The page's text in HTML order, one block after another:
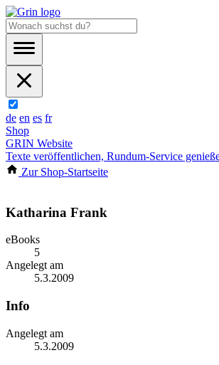
de en es fr
Shop
GRIN Website
Texte veröffentlichen, Rundum-Service
Zur Shop-Startseite
Katharina Frank
eBooks
5
Angelegt am
5.3.2009
Info
Angelegt am
5.3.2009